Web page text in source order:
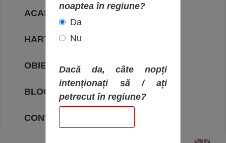
ACASA
HARTA OBIECTIVELOR
OBIECTIVE
BLOG
CONTACT
noaptea în regiune?
Da
Nu
Dacă da, câte nopți
intenționați să / ați
petrecut în regiune?